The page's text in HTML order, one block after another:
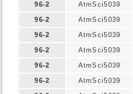
96-2
AtmSci5039
96-2
AtmSci5039
96-2
AtmSci5039
96-2
AtmSci5039
96-2
AtmSci5039
96-2
AtmSci5039